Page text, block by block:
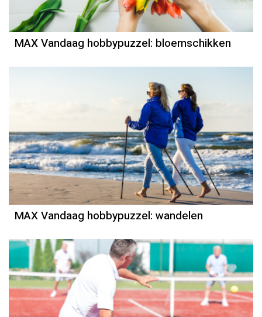
MAX Vandaag hobbypuzzel: bloemschikken
MAX Vandaag hobbypuzzel: wandelen